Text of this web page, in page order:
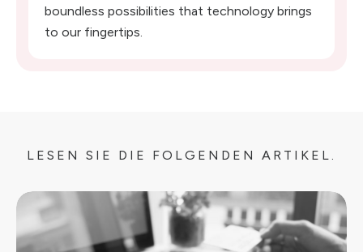
boundless possibilities that technology brings
to our fingertips.
LESEN SIE DIE FOLGENDEN ARTIKEL.